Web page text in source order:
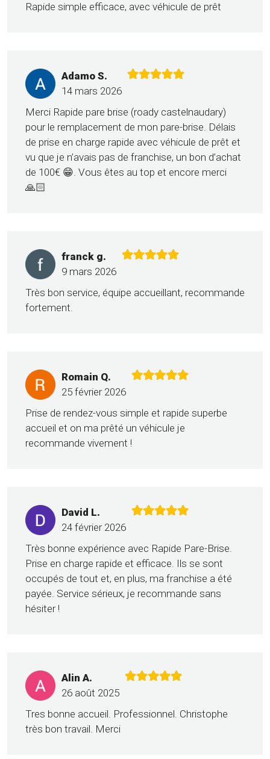
Rapide simple efficace, avec véhicule de prêt
Adamo S.
14 mars 2026
Merci Rapide pare brise (roady castelnaudary)
pour le remplacement de mon pare-brise. Délais
de prise en charge rapide avec véhicule de prêt et
vu que je n’avais pas de franchise, un bon d’achat
de 100€ 😁. Vous êtes au top et encore merci
🙏🏻
franck g.
9 mars 2026
Très bon service, équipe accueillant, recommande
fortement.
Romain Q.
25 février 2026
Prise de rendez-vous simple et rapide superbe
accueil et on ma prêté un véhicule je
recommande vivement !
David L.
24 février 2026
Très bonne expérience avec Rapide Pare-Brise.
Prise en charge rapide et efficace. Ils se sont
occupés de tout et, en plus, ma franchise a été
payée. Service sérieux, je recommande sans
hésiter !
Alin A.
26 août 2025
Tres bonne accueil. Professionnel. Christophe
très bon travail. Merci